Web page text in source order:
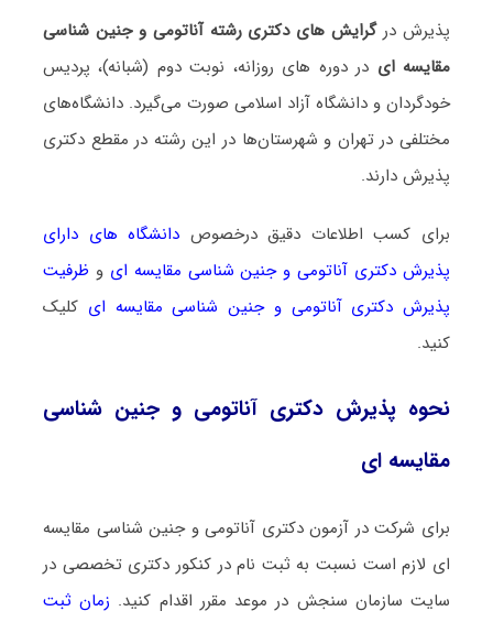
پذیرش درگرایش های دکتری رشته آﻧﺎﺗﻮمی و ﺟﻨﻴﻦ ﺷﻨﺎسی
ﻣﻘﺎﻳﺴﻪ ای در دوره های روزانه، نوبت دوم (شبانه)، پردیس
خودگردان و دانشگاه آزاد اسلامی صورت می‌گیرد. دانشگاه‌های
مختلفی در تهران و شهرستان‌ها در این رشته در مقطع دکتری
پذیرش دارند.
برای کسب اطلاعات دقیق درخصوص دانشگاه های دارای
پذیرش دکتری آﻧﺎﺗﻮمی و ﺟﻨﻴﻦ ﺷﻨﺎسی ﻣﻘﺎﻳﺴﻪ ای و ظرفیت
پذیرش دکتری آﻧﺎﺗﻮمی و ﺟﻨﻴﻦ ﺷﻨﺎسی ﻣﻘﺎﻳﺴﻪ ای کلیک
کنید.
نحوه پذیرش دکتری آﻧﺎﺗﻮمی و ﺟﻨﻴﻦ ﺷﻨﺎسی
ﻣﻘﺎﻳﺴﻪ ای
برای شرکت در آزمون دکتری آﻧﺎﺗﻮمی و ﺟﻨﻴﻦ ﺷﻨﺎسی ﻣﻘﺎﻳﺴﻪ
ای لازم است نسبت به ثبت نام در کنکور دکتری تخصصی در
سایت سازمان سنجش در موعد مقرر اقدام کنید. زمان ثبت